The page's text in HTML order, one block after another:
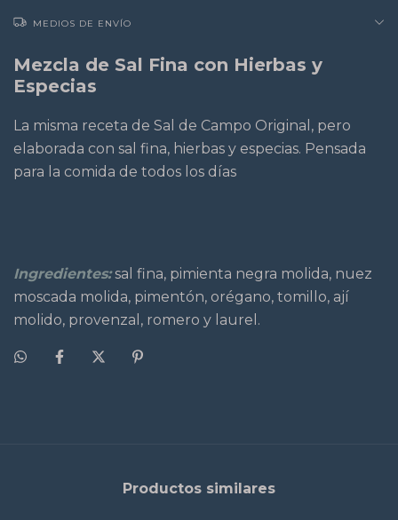
MEDIOS DE ENVÍO
Mezcla de Sal Fina con Hierbas y
Especias
La misma receta de Sal de Campo Original, pero
elaborada con sal fina, hierbas y especias. Pensada
para la comida de todos los días
Ingredientes:sal fina, pimienta negra molida, nuez
moscada molida, pimentón, orégano, tomillo, ají
molido, provenzal, romero y laurel.
Productos similares